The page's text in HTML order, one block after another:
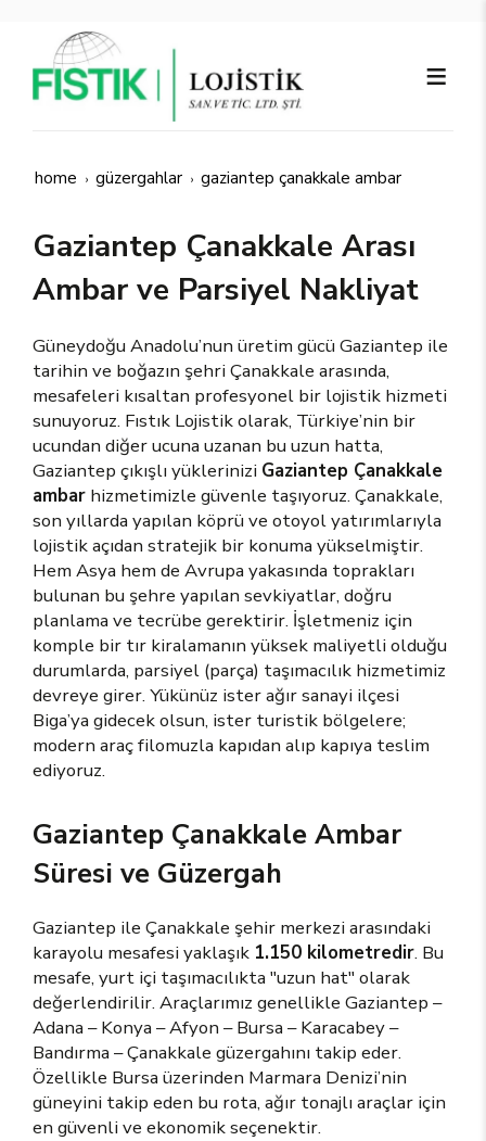
home güzergahlar gaziantep çanakkale ambar
Gaziantep Çanakkale Arası
Ambar ve Parsiyel Nakliyat
Güneydoğu Anadolu’nun üretim gücü Gaziantep ile
tarihin ve boğazın şehri Çanakkale arasında,
mesafeleri kısaltan profesyonel bir lojistik hizmeti
sunuyoruz. Fıstık Lojistik olarak, Türkiye’nin bir
ucundan diğer ucuna uzanan bu uzun hatta,
Gaziantep çıkışlı yüklerinizi Gaziantep Çanakkale
ambar hizmetimizle güvenle taşıyoruz. Çanakkale,
son yıllarda yapılan köprü ve otoyol yatırımlarıyla
lojistik açıdan stratejik bir konuma yükselmiştir.
Hem Asya hem de Avrupa yakasında toprakları
bulunan bu şehre yapılan sevkiyatlar, doğru
planlama ve tecrübe gerektirir. İşletmeniz için
komple bir tır kiralamanın yüksek maliyetli olduğu
durumlarda, parsiyel (parça) taşımacılık hizmetimiz
devreye girer. Yükünüz ister ağır sanayi ilçesi
Biga’ya gidecek olsun, ister turistik bölgelere;
modern araç filomuzla kapıdan alıp kapıya teslim
ediyoruz.
Gaziantep Çanakkale Ambar
Süresi ve Güzergah
Gaziantep ile Çanakkale şehir merkezi arasındaki
karayolu mesafesi yaklaşık 1.150 kilometredir. Bu
mesafe, yurt içi taşımacılıkta "uzun hat" olarak
değerlendirilir. Araçlarımız genellikle Gaziantep –
Adana – Konya – Afyon – Bursa – Karacabey –
Bandırma – Çanakkale güzergahını takip eder.
Özellikle Bursa üzerinden Marmara Denizi’nin
güneyini takip eden bu rota, ağır tonajlı araçlar için
en güvenli ve ekonomik seçenektir.